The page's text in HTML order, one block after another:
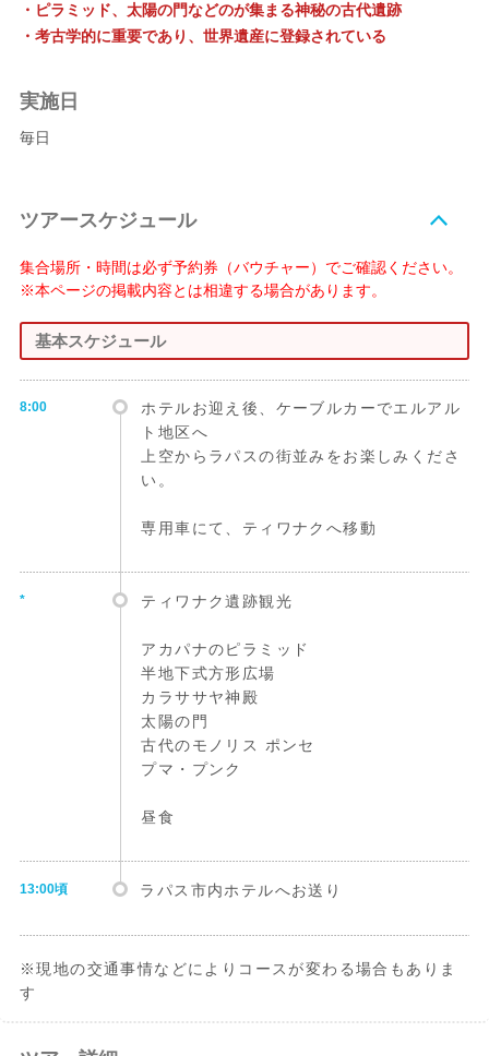
・ピラミッド、太陽の門などのが集まる神秘の古代遺跡
・考古学的に重要であり、世界遺産に登録されている
実施日
毎日
ツアースケジュール
集合場所・時間は必ず予約券（バウチャー）でご確認ください。
※本ページの掲載内容とは相違する場合があります。
基本スケジュール
8:00
ホテルお迎え後、ケーブルカーでエルアル
ト地区へ
上空からラパスの街並みをお楽しみくださ
い。
専用車にて、ティワナクへ移動
* ティワナク遺跡観光
アカパナのピラミッド
半地下式方形広場
カラササヤ神殿
太陽の門
古代のモノリス ポンセ
プマ・プンク
昼食
13:00頃 ラパス市内ホテルへお送り
※現地の交通事情などによりコースが変わる場合もありま
す